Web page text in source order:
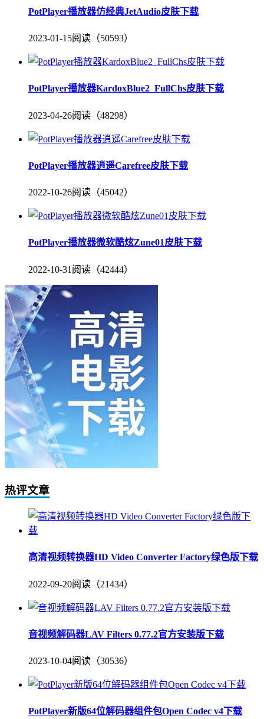
PotPlayer播放器仿经典JetAudio皮肤下载
2023-01-15阅读（50593）
PotPlayer播放器KardoxBlue2_FullChs皮肤下载
2023-04-26阅读（48298）
PotPlayer播放器逍遥Carefree皮肤下载
2022-10-26阅读（45042）
PotPlayer播放器微软酷炫Zune01皮肤下载
2022-10-31 阅读（42444）
热评文章
高清视频转换器HD Video Converter Factory绿色版下载
2022-09-20阅读（21434）
音视频解码器LAV Filters 0.77.2官方安装版下载
2023-10-04阅读（30536）
PotPlayer新版64位解码器组件包Open Codec v4下载